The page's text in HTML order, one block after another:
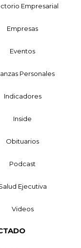
Empresarial
Empresas
Eventos
Personales
Indicadores
Inside
Obituarios
Podcast
Ejecutiva
Videos